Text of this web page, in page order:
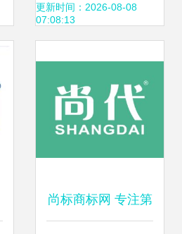
品牌战略新篇章
更新时间：2026-08-08
07:08:13
尚标商标网 专注第